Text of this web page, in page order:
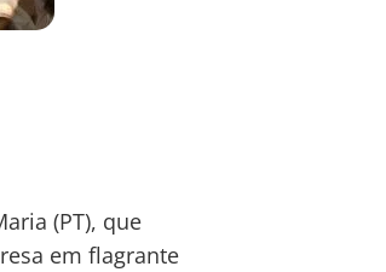
(PT), que
em flagrante